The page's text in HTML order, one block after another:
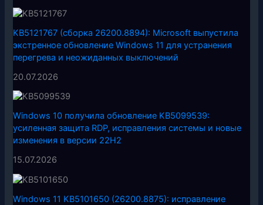
KB5121767 (сборка 26200.8894): Microsoft выпустила
экстренное обновление Windows 11 для устранения
перегрева и неожиданных выключений
20.07.2026
Windows 10 получила обновление KB5099539:
усиленная защита RDP, исправления системы и новые
изменения в версии 22H2
15.07.2026
Windows 11 KB5101650 (26200.8875): исправление